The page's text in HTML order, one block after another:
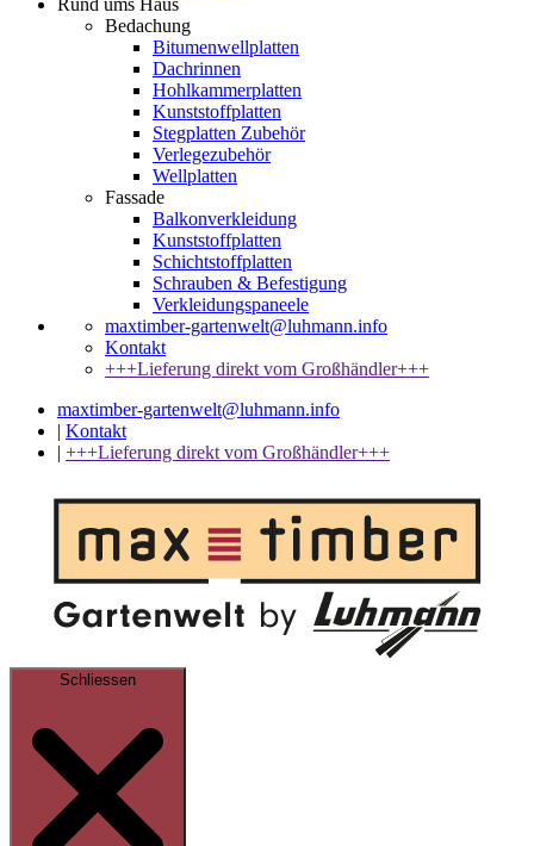
Rund ums Haus
Bedachung
Bitumenwellplatten
Dachrinnen
Hohlkammerplatten
Kunststoffplatten
Stegplatten Zubehör
Verlegezubehör
Wellplatten
Fassade
Balkonverkleidung
Kunststoffplatten
Schichtstoffplatten
Schrauben & Befestigung
Verkleidungspaneele
maxtimber-gartenwelt@luhmann.info
Kontakt
+++Lieferung direkt vom Großhändler+++
maxtimber-gartenwelt@luhmann.info
| Kontakt
| +++Lieferung direkt vom Großhändler+++
Schliessen